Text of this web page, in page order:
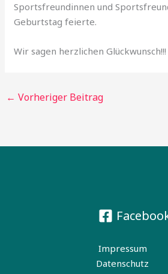
Sportsfreundinnen und
Geburtstag feierte.
Wir sagen herzlichen Glückwunsch!!!
← Vorheriger Beitrag
Impressum
Datenschutz